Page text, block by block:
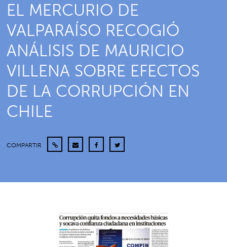
EL MERCURIO DE
VALPARAÍSO RECOGIÓ
ANÁLISIS DE MAURICIO
VILLENA SOBRE EFECTOS
DE LA CORRUPCIÓN EN
CHILE
COMPARTIR